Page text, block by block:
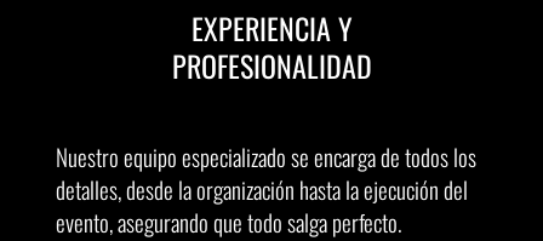
EXPERIENCIA Y
PROFESIONALIDAD
Nuestro equipo especializado se encarga de todos los
detalles, desde laorganización hasta la ejecución del
evento, asegurando que todo salga perfecto.